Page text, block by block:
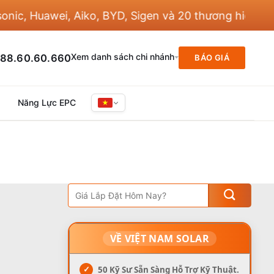
Aiko, BYD, Sigen và 20 thương hiệu khác
Xem danh sách chi nhánh BÁO GIÁ
Năng Lực EPC
VỀ VIỆT NAM SOLAR
✓ 50 Kỹ Sư Sẵn Sàng Hỗ Trợ Kỹ Thuật.